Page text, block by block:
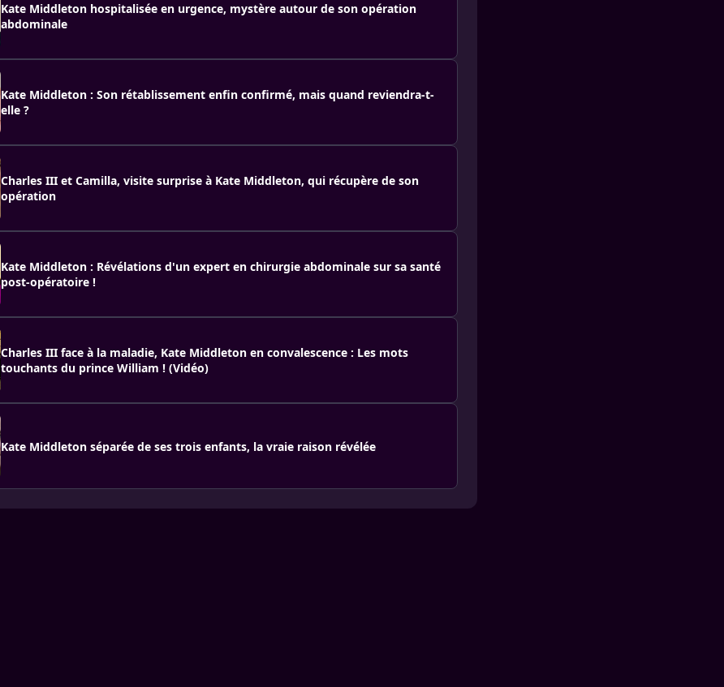
Kate Middleton hospitalisée en urgence, mystère autour de son opération
abdominale
Kate Middleton : Son rétablissement enfin confirmé, mais quand reviendra-t-
elle ?
Charles III et Camilla, visite surprise à Kate Middleton, qui récupère de son
opération
Kate Middleton : Révélations d'un expert en chirurgie abdominale sur sa santé
post-opératoire !
Charles III face à la maladie, Kate Middleton en convalescence : Les mots
touchants du prince William ! (Vidéo)
Kate Middleton séparée de ses trois enfants, la vraie raison révélée